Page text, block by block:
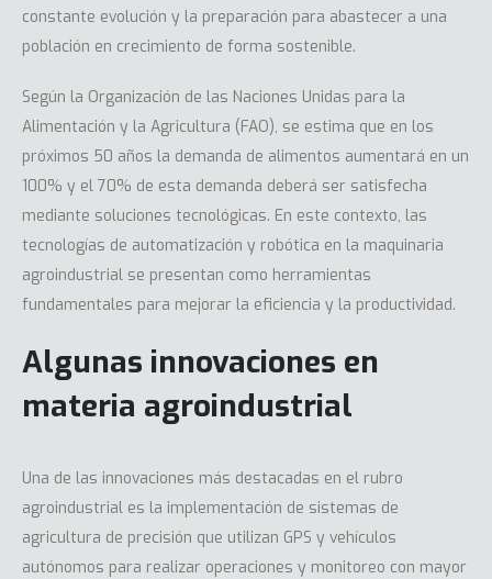
constante evolución y la preparación para abastecer a una
población en crecimiento de forma sostenible.
Según la Organización de las Naciones Unidas para la
Alimentación y la Agricultura (FAO), se estima que en los
próximos 50 años la demanda de alimentos aumentará en un
100% y el 70% de esta demanda deberá ser satisfecha
mediante soluciones tecnológicas. En este contexto, las
tecnologías de automatización y robótica en la maquinaria
agroindustrial se presentan como herramientas
fundamentales para mejorar la eficiencia y la productividad.
Algunas innovaciones en
materia agroindustrial
Una de las innovaciones más destacadas en el rubro
agroindustrial es la implementación de sistemas de
agricultura de precisión que utilizan GPS y vehículos
autónomos para realizar operaciones y monitoreo con mayor